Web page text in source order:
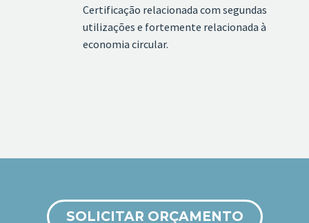
Certificação relacionada com segundas
utilizações e fortemente relacionada à
economia circular.
SOLICITAR ORÇAMENTO